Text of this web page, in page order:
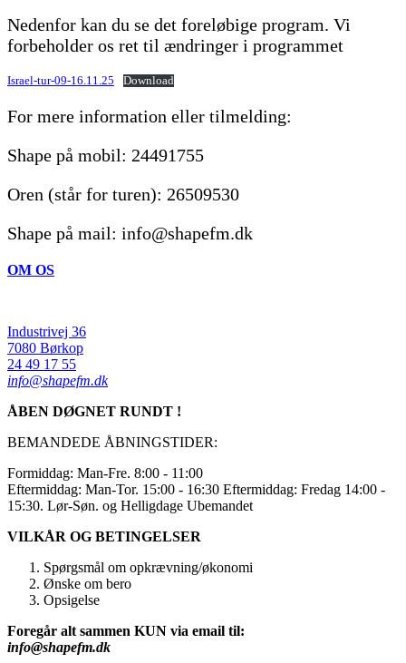
Nedenfor kan du se det foreløbige program. Vi
forbeholder os ret til ændringer i programmet
Israel-tur-09-16.11.25 Download
For mere information eller tilmelding:
Shape på mobil: 24491755
Oren (står for turen): 26509530
Shape på mail: info@shapefm.dk
OM OS
Industrivej 36
7080 Børkop
24 49 17 55
info@shapefm.dk
ÅBEN DØGNET RUNDT !
BEMANDEDE ÅBNINGSTIDER:
Formiddag: Man-Fre. 8:00 - 11:00
Eftermiddag: Man-Tor. 15:00 - 16:30 Eftermiddag: Fredag 14:00 -
15:30. Lør-Søn. og Helligdage Ubemandet
VILKÅR OG BETINGELSER
Spørgsmål om opkrævning/økonomi
Ønske om bero
Opsigelse
Foregår alt sammen KUN via email til:
info@shapefm.dk